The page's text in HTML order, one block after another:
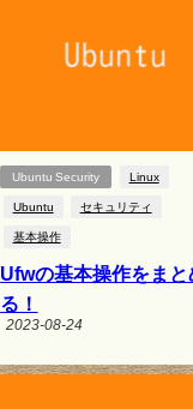
Ubuntu Security Linux
Ubuntu セキュリティ
基本操作
Ufwの基本操作をまと
る！
2023-08-24